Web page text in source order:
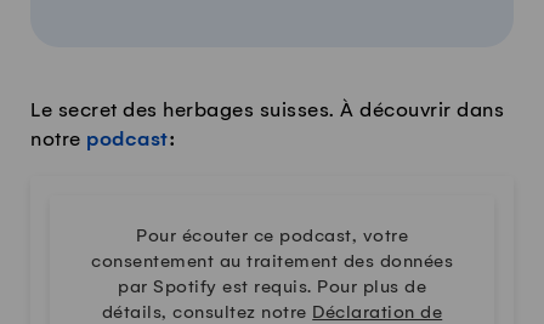
Le secret des herbages suisses. À découvrir dans
notre podcast:
Pour écouter ce podcast, votre
consentement au traitement des données
par Spotify est requis. Pour plus de
détails, consultez notre Déclaration de